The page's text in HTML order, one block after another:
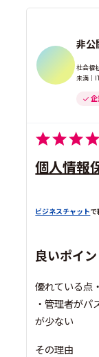
非公
社会福
未満｜
個人情報
ビジネスチャットで
良いポイ
優れている点
・管理者が
が少ない
その理由